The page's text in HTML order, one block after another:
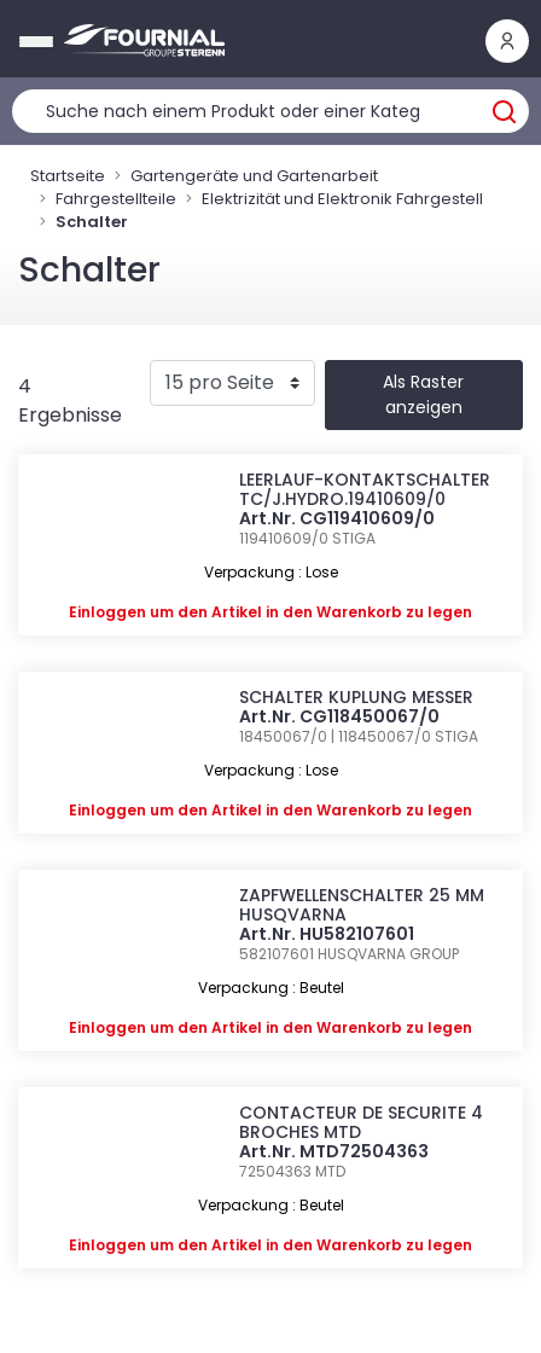
Startseite
Gartengeräte und Gartenarbeit
Fahrgestellteile
Elektrizität und Elektronik Fahrgestell
Schalter
Schalter
4
Ergebnisse
Als Raster
anzeigen
LEERLAUF-KONTAKTSCHALTER
TC/J.HYDRO.19410609/0
Art.Nr. CG119410609/0
119410609/0 STIGA
Verpackung : Lose
Einloggen um den Artikel in den Warenkorb zu legen
SCHALTER KUPLUNG MESSER
Art.Nr. CG118450067/0
18450067/0 | 118450067/0 STIGA
Verpackung : Lose
Einloggen um den Artikel in den Warenkorb zu legen
ZAPFWELLENSCHALTER 25 MM
HUSQVARNA
Art.Nr. HU582107601
582107601 HUSQVARNA GROUP
Verpackung : Beutel
Einloggen um den Artikel in den Warenkorb zu legen
CONTACTEUR DE SECURITE 4
BROCHES MTD
Art.Nr. MTD72504363
72504363 MTD
Verpackung : Beutel
Einloggen um den Artikel in den Warenkorb zu legen